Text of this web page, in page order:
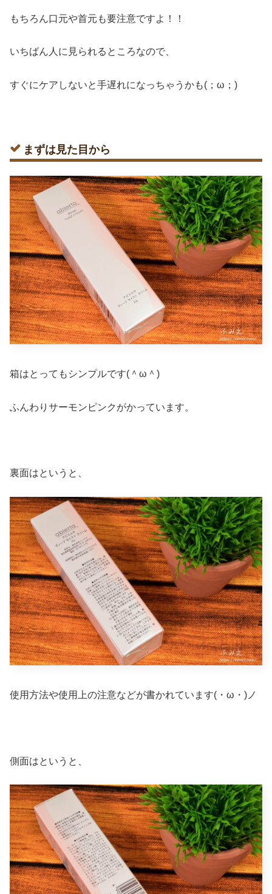
もちろん口元や首元も要注意ですよ！！
いちばん人に見られるところなので、
すぐにケアしないと手遅れになっちゃうかも(；ω；)
まずは見た目から
箱はとってもシンプルです(＾ω＾)
ふんわりサーモンピンクがかっています。
裏面はというと、
使用方法や使用上の注意などが書かれています(・ω・)ノ
側面はというと、